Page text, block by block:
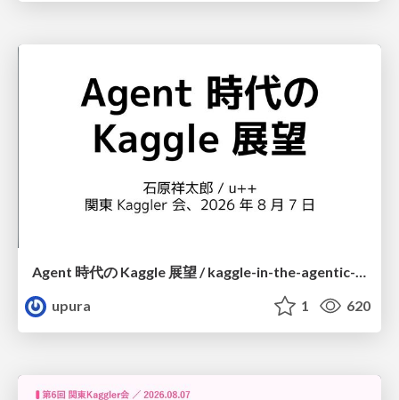
Agent 時代の Kaggle 展望 / kaggle-in-the-agentic-era
upura
1 620